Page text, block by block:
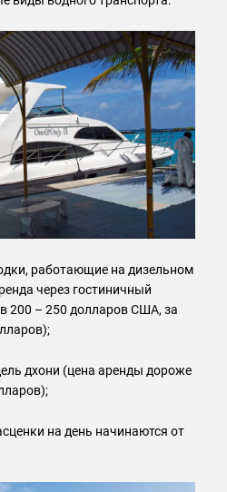
работающие на дизельном
через гостиничный
200 – 250 долларов США, за
дхони (цена аренды дороже
на день начинаются от